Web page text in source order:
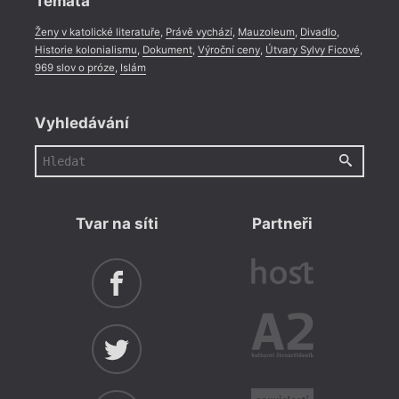
Ženy v katolické literatuře Právě vychází, Mauzoleum, Divadlo,
Historie kolonialismu Dokument, Výroční ceny, Útvary Sylvy Ficové
969 slov o próze Islám
Vyhledávání
Tvar na síti Partneři